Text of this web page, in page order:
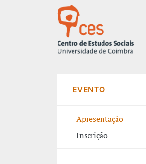
EVENTO
Apresentação
Inscrição